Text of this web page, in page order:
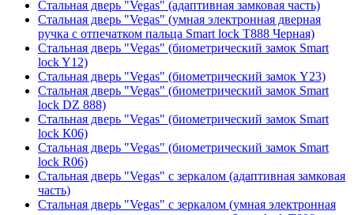
Стальная дверь "Vegas" (адаптивная замковая часть)
Стальная дверь "Vegas" (умная электронная дверная
ручка с отпечатком пальца Smart lock T888 Черная)
Стальная дверь "Vegas" (биометрический замок Smart
lock Y12)
Стальная дверь "Vegas" (биометрический замок Y23)
Стальная дверь "Vegas" (биометрический замок Smart
lock DZ 888)
Стальная дверь "Vegas" (биометрический замок Smart
lock К06)
Стальная дверь "Vegas" (биометрический замок Smart
lock R06)
Стальная дверь "Vegas" с зеркалом (адаптивная замковая
часть)
Стальная дверь "Vegas" с зеркалом (умная электронная